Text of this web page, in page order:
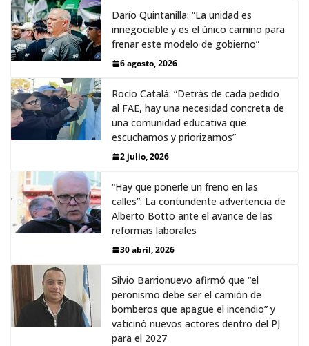
Darío Quintanilla: “La unidad es
innegociable y es el único camino para
frenar este modelo de gobierno”
6 agosto, 2026
Rocío Catalá: “Detrás de cada pedido
al FAE, hay una necesidad concreta de
una comunidad educativa que
escuchamos y priorizamos”
2 julio, 2026
“Hay que ponerle un freno en las
calles”: La contundente advertencia de
Alberto Botto ante el avance de las
reformas laborales
30 abril, 2026
Silvio Barrionuevo afirmó que “el
peronismo debe ser el camión de
bomberos que apague el incendio” y
vaticinó nuevos actores dentro del PJ
para el 2027